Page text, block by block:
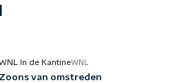
In de KantineWNL
Zoons van omstreden